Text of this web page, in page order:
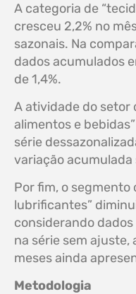
A categoria de
cresceu 2,2% no
sazonais. Na
dados acumulados
de 1,4%.
A atividade do setor
alimentos e
série
variação acumulada
Por fim, o segmento
lubrificantes”
considerando
na série sem ajuste,
meses ainda
Metodologia